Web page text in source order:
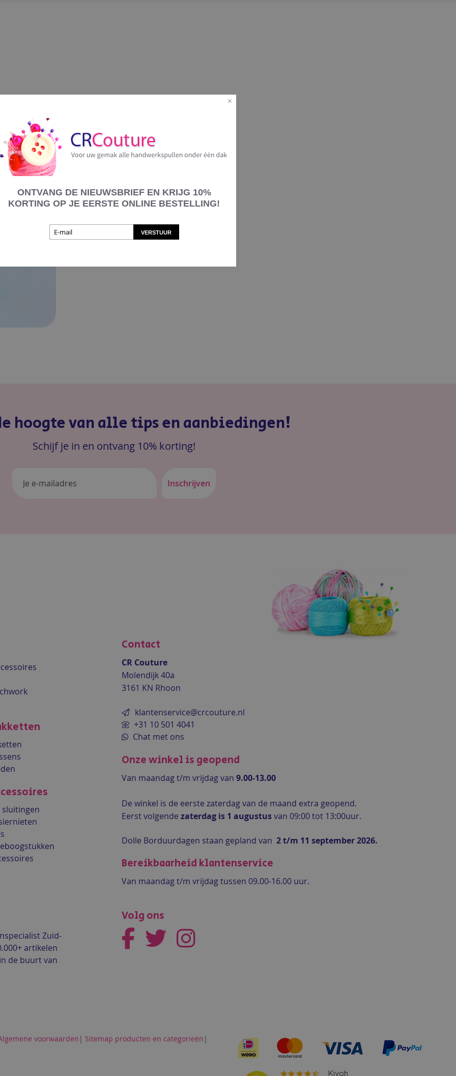
uitkomt
product.
maken :)
te gaan.
hoogte van alle tips en aanbiedingen!
Schijf je in en ontvang 10% korting!
Inschrijven
sluitingen
Zuid-
artikelen
de buurt van
Contact
CR Couture
Molendijk 40a
3161 KN Rhoon
klantenservice@crcouture.nl
+31 10 501 4041
Chat met ons
Onze winkel is geopend
Van maandag t/m vrijdag van 9.00-13.00
De winkel is de eerste zaterdag van de maand extra geopend.
Eerst volgende zaterdag is 1 augustusvan 09:00 tot 13:00uur.
Dolle Borduurdagen staan gepland van 2 t/m 11 september 2026.
Bereikbaarheid klantenservice
Van maandag t/m vrijdag tussen 09.00-16.00 uur.
Volg ons
voorwaarden | Sitemap producten en categorieën |
ONTVANG DE NIEUWSBRIEF EN KRIJG 10%
KORTING OP JE EERSTE ONLINE BESTELLING!
VERSTUUR